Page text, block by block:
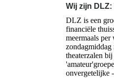
Wij zijn
DLZ is een
financiële
meermaals
zondagmiddag
theaterzalen
onvergetelijke